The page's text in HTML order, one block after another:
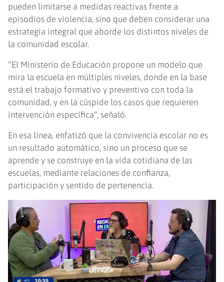
pueden limitarse a medidas reactivas frente a
episodios de violencia, sino que deben considerar una
estrategia integral que aborde los distintos niveles de
la comunidad escolar.
“El Ministerio de Educación propone un modelo que
mira la escuela en múltiples niveles, donde en la base
está el trabajo formativo y preventivo con toda la
comunidad, y en la cúspide los casos que requieren
intervención específica”, señaló.
En esa línea, enfatizó que la convivencia escolar no es
un resultado automático, sino un proceso que se
aprende y se construye en la vida cotidiana de las
escuelas, mediante relaciones de confianza,
participación y sentido de pertenencia.